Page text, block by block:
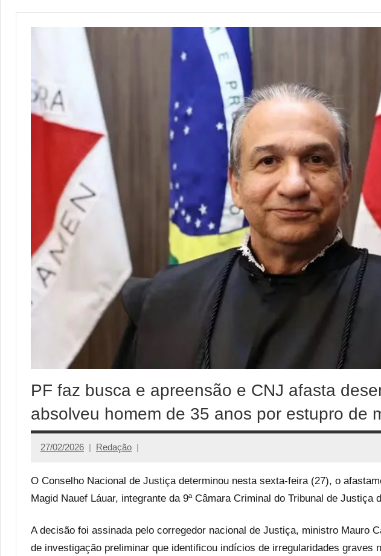
PF faz busca e apreensão e CNJ afasta
absolveu homem de 35 anos por estupro de
27/02/2026 Redação
O Conselho Nacional de Justiça determinou nesta sexta-feira (27), o
Magid Nauef Láuar, integrante da 9ª Câmara Criminal do Tribunal de Justiça
A decisão foi assinada pelo corregedor nacional de Justiça, ministro Mauro
de investigação preliminar que identificou indícios de irregularidades graves